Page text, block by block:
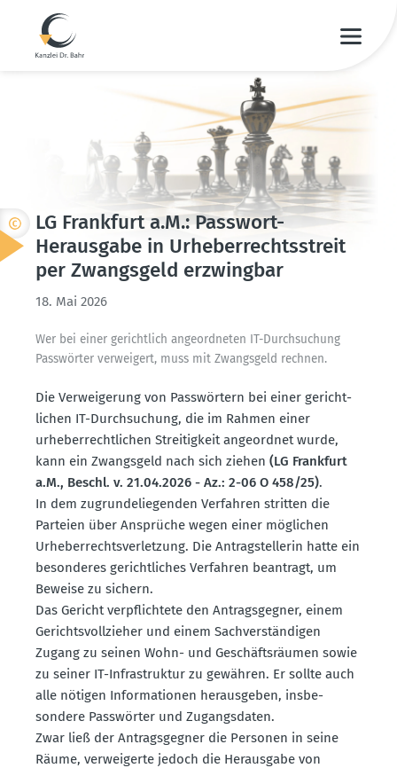
LG Frankfurt a.M.: Passwort-
Herausgabe in Urheber­rechts­streit
per Zwangsgeld erzwingbar
18. Mai 2026
Wer bei einer gerichtlich angeord­neten IT-Durch­su­chung
Passwörter verweigert, muss mit Zwangsgeld rechnen.
Die Verwei­gerung von Passwörtern bei einer gericht­
lichen IT-Durch­su­chung, die im Rahmen einer
urheber­recht­lichen Strei­tigkeit angeordnet wurde,
kann ein Zwangsgeld nach sich ziehen (LG Frankfurt
a.M., Beschl. v. 21.04.2026 - Az.: 2-06 O 458/25).
In dem zugrun­de­lie­genden Verfahren stritten die
Parteien über Ansprüche wegen einer möglichen
Urheber­rechts­ver­letzung. Die Antrag­stel­lerin hatte ein
beson­deres gericht­liches Verfahren beantragt, um
Beweise zu sichern.
Das Gericht verpflichtete den Antrags­gegner, einem
Gerichts­voll­zieher und einem Sachver­stän­digen
Zugang zu seinen Wohn- und Geschäfts­räumen sowie
zu seiner IT-Infra­struktur zu gewähren. Er sollte auch
alle nötigen Infor­ma­tionen heraus­geben, insbe­
sondere Passwörter und Zugangs­daten.
Zwar ließ der Antrags­gegner die Personen in seine
Räume, verwei­gerte jedoch die Herausgabe von